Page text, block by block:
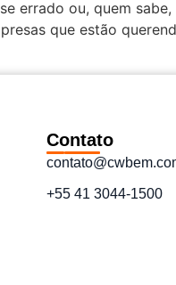
errado ou, quem
que estão
Contato
+55 41 3044-1500